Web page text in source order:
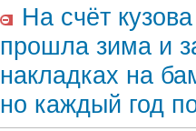
На счёт
прошла зима и
накладках на
но каждый год